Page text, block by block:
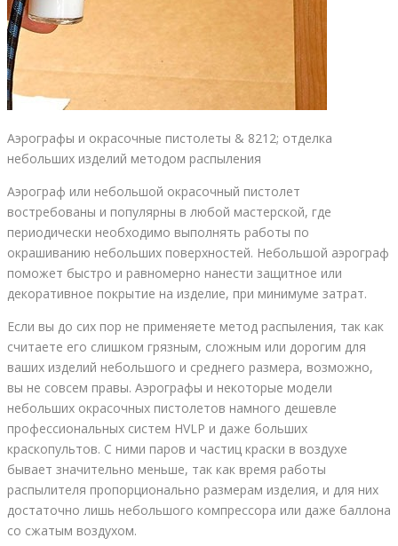
Аэрографы и окрасочные пистолеты & 8212; отделка
небольших изделий методом распыления
Аэрограф или небольшой окрасочный пистолет
востребованы и популярны в любой мастерской, где
периодически необходимо выполнять работы по
окрашиванию небольших поверхностей. Небольшой аэрограф
поможет быстро и равномерно нанести защитное или
декоративное покрытие на изделие, при минимуме затрат.
Если вы до сих пор не применяете метод распыления, так как
считаете его слишком грязным, сложным или дорогим для
ваших изделий небольшого и среднего размера, возможно,
вы не совсем правы. Аэрографы и некоторые модели
небольших окрасочных пистолетов намного дешевле
профессиональных систем HVLP и даже больших
краскопультов. С ними паров и частиц краски в воздухе
бывает значительно меньше, так как время работы
распылителя пропорционально размерам изделия, и для них
достаточно лишь небольшого компрессора или даже баллона
со сжатым воздухом.